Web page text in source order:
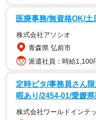
医療事務/無資格OK/
株式会社アソシオ
青森県 弘前市
派遣社員：時給1,100
定時ピタ/事務員さん
暇あり/2454-01/愛媛
株式会社ワールドインテ